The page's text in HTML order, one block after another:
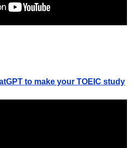
to make your TOEIC study